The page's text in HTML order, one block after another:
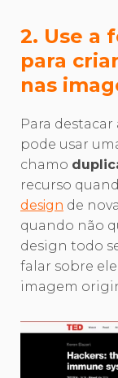
2. Use a
para
nas
Para
pode usar
chamo
recurso
design de
quando não
design todo
falar sobre
imagem